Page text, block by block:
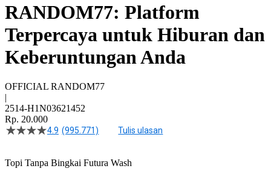
RANDOM77: Platform
Terpercaya untuk Hiburan dan
Keberuntungan Anda
OFFICIAL RANDOM77
|
2514-H1N03621452
Rp. 20.000
4.5
bintang,
4.9 (995.771) Tulis ulasan
Topi Tanpa Bingkai Futura Wash